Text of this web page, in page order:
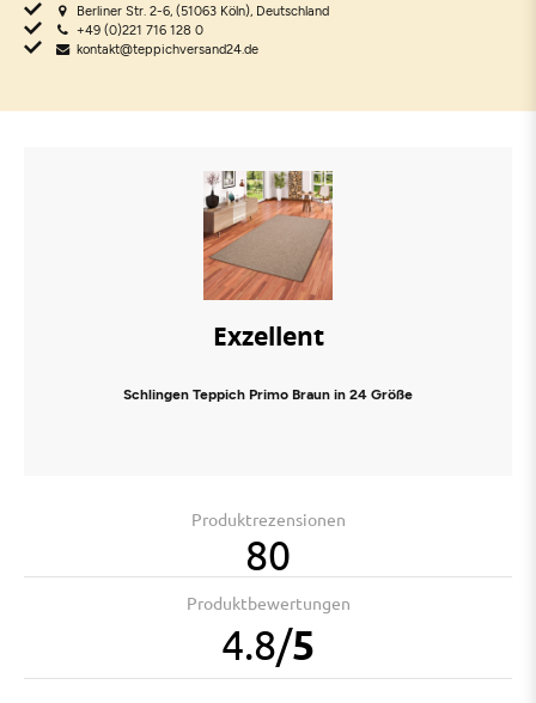
Berliner Str. 2-6, (51063 Köln), Deutschland
+49 (0)221 716 128 0
kontakt@teppichversand24.de
Exzellent
Schlingen Teppich Primo Braun in 24 Größe
Produktrezensionen
80
Produktbewertungen
4.8/5